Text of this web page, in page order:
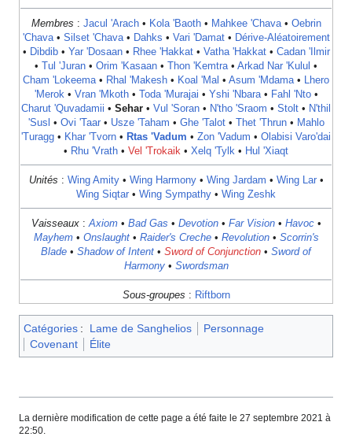
Membres : Jacul 'Arach• Kola 'Baoth• Mahkee 'Chava• Oebrin
'Chava• Silset 'Chava• Dahks • Vari 'Damat• Dérive-Aléatoirement
• Dibdib• Yar 'Dosaan• Rhee 'Hakkat• Vatha 'Hakkat• Cadan 'Ilmir
• Tul 'Juran • Orim 'Kasaan • Thon 'Kemtra • Arkad Nar 'Kulul •
Cham 'Lokeema • Rhal 'Makesh • Koal 'Mal • Asum 'Mdama •
Lhero
'Merok • Vran 'Mkoth• Toda 'Murajai • Yshi 'Nbara• Fahl 'Nto•
Charut 'Quvadamii • Sehar • Vul 'Soran • N'tho 'Sraom • Stolt • N'thil
'Susl • Ovi 'Taar• Usze 'Taham • Ghe 'Talot• Thet 'Thrun• Mahlo
'Turagg • Khar 'Tvorn • Rtas 'Vadum • Zon 'Vadum • Olabisi Varo'dai
• Rhu 'Vrath • Vel 'Trokaik • Xelq 'Tylk • Hul 'Xiaqt
Unités : Wing Amity• Wing Harmony• Wing Jardam • Wing Lar•
Wing Siqtar • Wing Sympathy • Wing Zeshk
Vaisseaux: Axiom• Bad Gas • Devotion• Far Vision• Havoc•
Mayhem• Onslaught• Raider's Creche• Revolution• Scorrin's
Blade • Shadow of Intent • Sword of Conjunction • Sword of
Harmony• Swordsman
Sous-groupes : Riftborn
Catégories : Lame de Sanghelios
Personnage
Covenant
Élite
La dernière modification de cette page a été faite le 27 septembre 2021 à
22:50.